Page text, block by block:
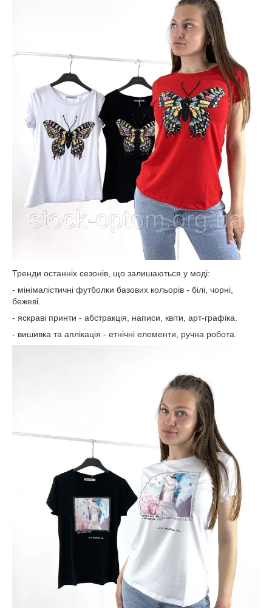
Тренди останніх сезонів, що залишаються у моді:
- мінімалістичні футболки базових кольорів - білі, чорні,
бежеві.
- яскраві принти - абстракція, написи, квіти, арт-графіка.
- вишивка та аплікація - етнічні елементи, ручна робота.